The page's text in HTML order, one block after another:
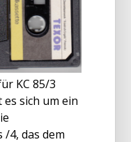
KC 85/3
es sich um ein
/4, das dem